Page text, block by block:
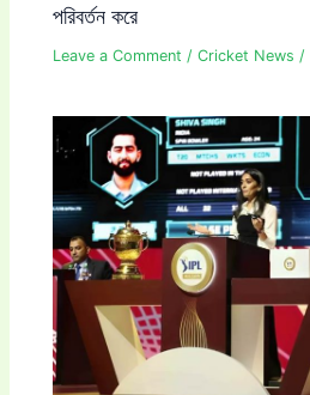
পরিবর্তন করে
Leave a Comment /Cricket News /